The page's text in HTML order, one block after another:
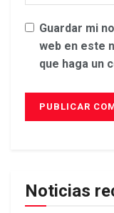
Guardar mi
web en este
que haga un
Noticias